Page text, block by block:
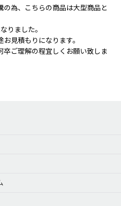
為、こちらの商品は大型商品と
りました。
見積もりになります。
ご理解の程宜しくお願い致しま